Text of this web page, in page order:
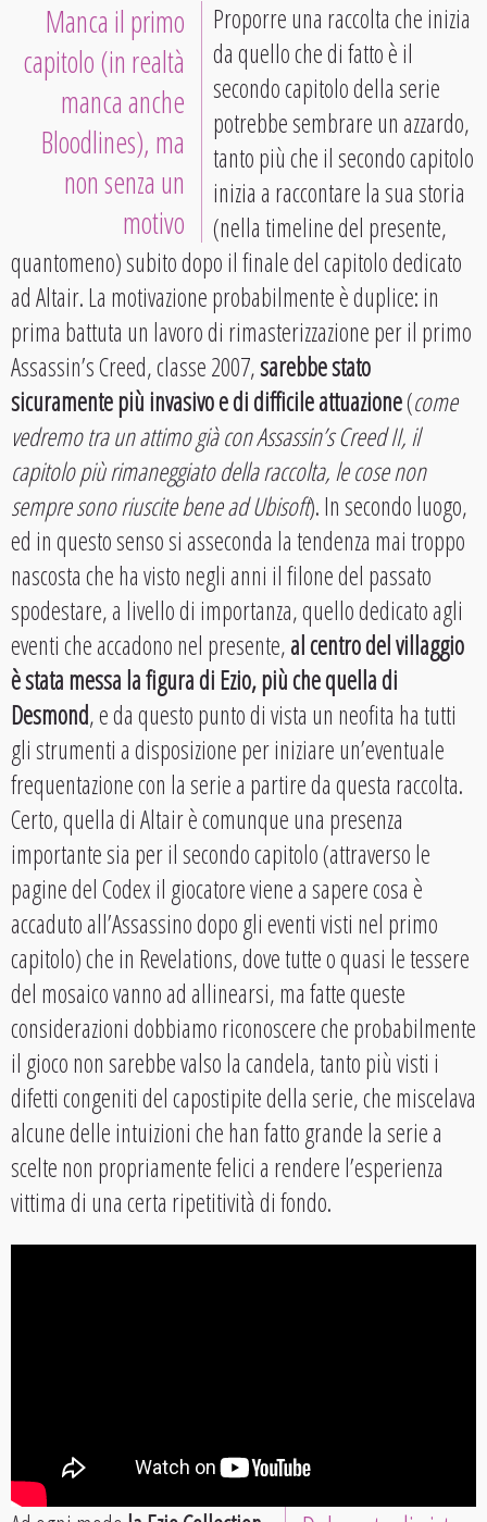
Manca il primo
capitolo (in realtà
manca anche
Bloodlines), ma
non senza un
motivo
Proporre una raccolta che inizia
da quello che di fatto è il
secondo capitolo della serie
potrebbe sembrare un azzardo,
tanto più che il secondo capitolo
inizia a raccontare la sua storia
(nella timeline del presente,
quantomeno) subito dopo il finale del capitolo dedicato
ad Altair. La motivazione probabilmente è duplice: in
prima battuta un lavoro di rimasterizzazione per il primo
Assassin’s Creed, classe 2007,sarebbe stato
sicuramente più invasivo e di difficile attuazione(come
vedremo tra un attimo già con Assassin’s Creed II, il
capitolo più rimaneggiato della raccolta, le cose non
sempre sono riuscite bene ad Ubisoft). In secondo luogo,
ed in questo senso si asseconda la tendenza mai troppo
nascosta che ha visto negli anni il filone del passato
spodestare, a livello di importanza, quello dedicato agli
eventi che accadono nel presente,al centro del villaggio
è stata messa la figura di Ezio, più che quella di
Desmond, e da questo punto di vista un neofita ha tutti
gli strumenti a disposizione per iniziare un’eventuale
frequentazione con la serie a partire da questa raccolta.
Certo, quella di Altair è comunque una presenza
importante sia per il secondo capitolo (attraverso le
pagine del Codex il giocatore viene a sapere cosa è
accaduto all’Assassino dopo gli eventi visti nel primo
capitolo) che in Revelations, dove tutte o quasi le tessere
del mosaico vanno ad allinearsi, ma fatte queste
considerazioni dobbiamo riconoscere che probabilmente
il gioco non sarebbe valso la candela, tanto più visti i
difetti congeniti del capostipite della serie, che miscelava
alcune delle intuizioni che han fatto grande la serie a
scelte non propriamente felici a rendere l’esperienza
vittima di una certa ripetitività di fondo.